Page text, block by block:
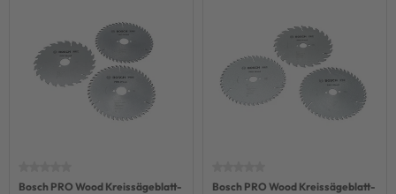
Bosch PRO Wood Kreissägeblatt-
Bosch PRO Wood Kreissägeblatt-